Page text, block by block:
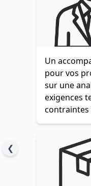
❮
Un
pour vos
sur une
exigences
contraintes